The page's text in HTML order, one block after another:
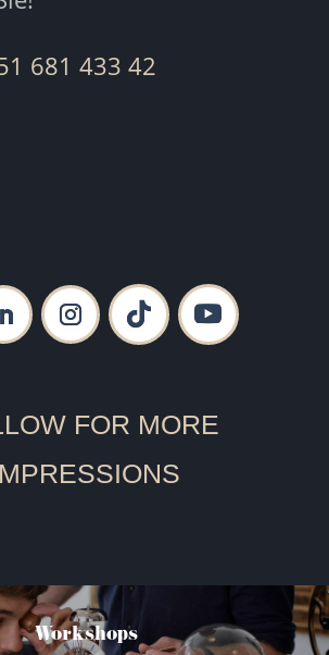
681 433 42
FOR MORE
Workshops